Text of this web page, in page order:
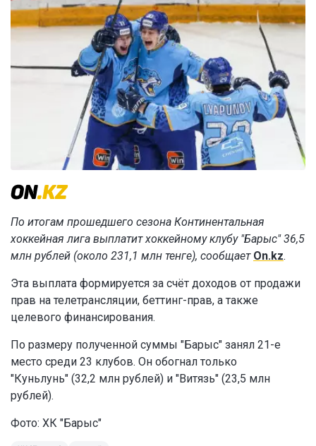
По итогам прошедшего сезона Континентальная
хоккейная лига выплатит хоккейному клубу "Барыс" 36,5
млн рублей (около 231,1 млн тенге), сообщает On.kz.
Эта выплата формируется за счёт доходов от продажи
прав на телетрансляции, беттинг-прав, а также
целевого финансирования.
По размеру полученной суммы "Барыс" занял 21-е
место среди 23 клубов. Он обогнал только
"Куньлунь" (32,2 млн рублей) и "Витязь" (23,5 млн
рублей).
Фото: ХК "Барыс"